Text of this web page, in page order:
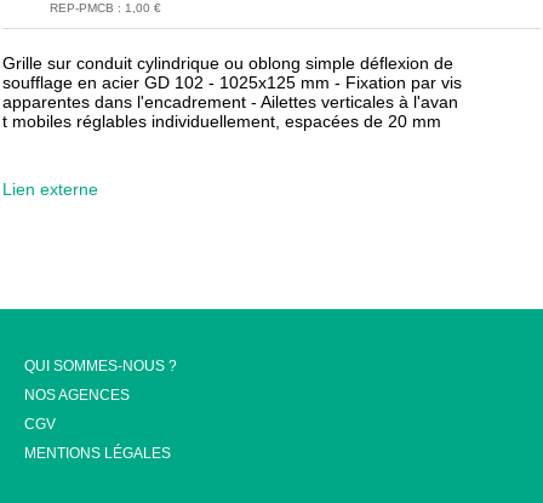
REP-PMCB : 1,00 €
Grille sur conduit cylindrique ou oblong simple déflexion de
soufflage en acier GD 102 - 1025x125 mm - Fixation par vis
apparentes dans l'encadrement - Ailettes verticales à l'avan
t mobiles réglables individuellement, espacées de 20 mm
Lien externe
QUI SOMMES-NOUS ?
NOS AGENCES
CGV
MENTIONS LÉGALES